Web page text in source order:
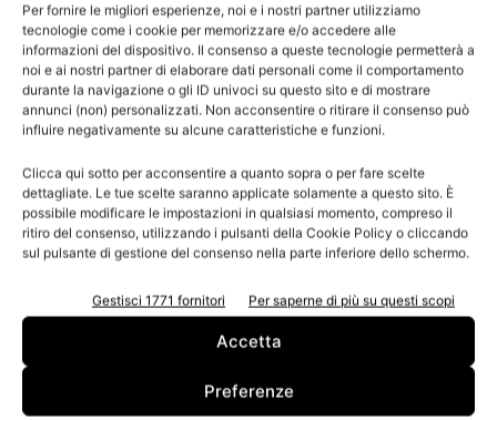
Per fornire le migliori esperienze, noi e i nostri partner utilizziamo
tecnologie come i cookie per memorizzare e/o accedere alle
informazioni del dispositivo. Il consenso a queste tecnologie permetterà a
noi e ai nostri partner di elaborare dati personali come il comportamento
durante la navigazione o gli ID univoci su questo sito e di mostrare
annunci (non) personalizzati. Non acconsentire o ritirare il consenso può
influire negativamente su alcune caratteristiche e funzioni.
Clicca qui sotto per acconsentire a quanto sopra o per fare scelte
dettagliate. Le tue scelte saranno applicate solamente a questo sito. È
possibile modificare le impostazioni in qualsiasi momento, compreso il
ritiro del consenso, utilizzando i pulsanti della Cookie Policy o cliccando
sul pulsante di gestione del consenso nella parte inferiore dello schermo.
Gestisci 1771 fornitori Per saperne di più su questi scopi
Accetta
Preferenze
Favini ha contribuito alla creatività degli alunni mettendo
a disposizione per l’attività didattica un ricco quantitativo
delle variegate collezioni di carte, per stimolare la
fantasia delle classi, fornendo anche Crush, la prima e
unica carta ecologica realizzata con scarti di lavorazioni
TAGS Favini